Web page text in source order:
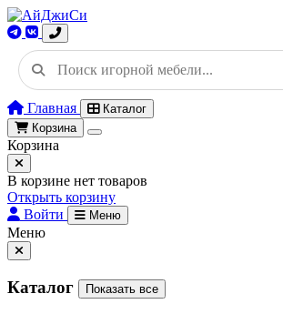
Главная
Каталог
Корзина
Корзина
В корзине нет товаров
Открыть корзину
Войти
Меню
Меню
Каталог Показать все